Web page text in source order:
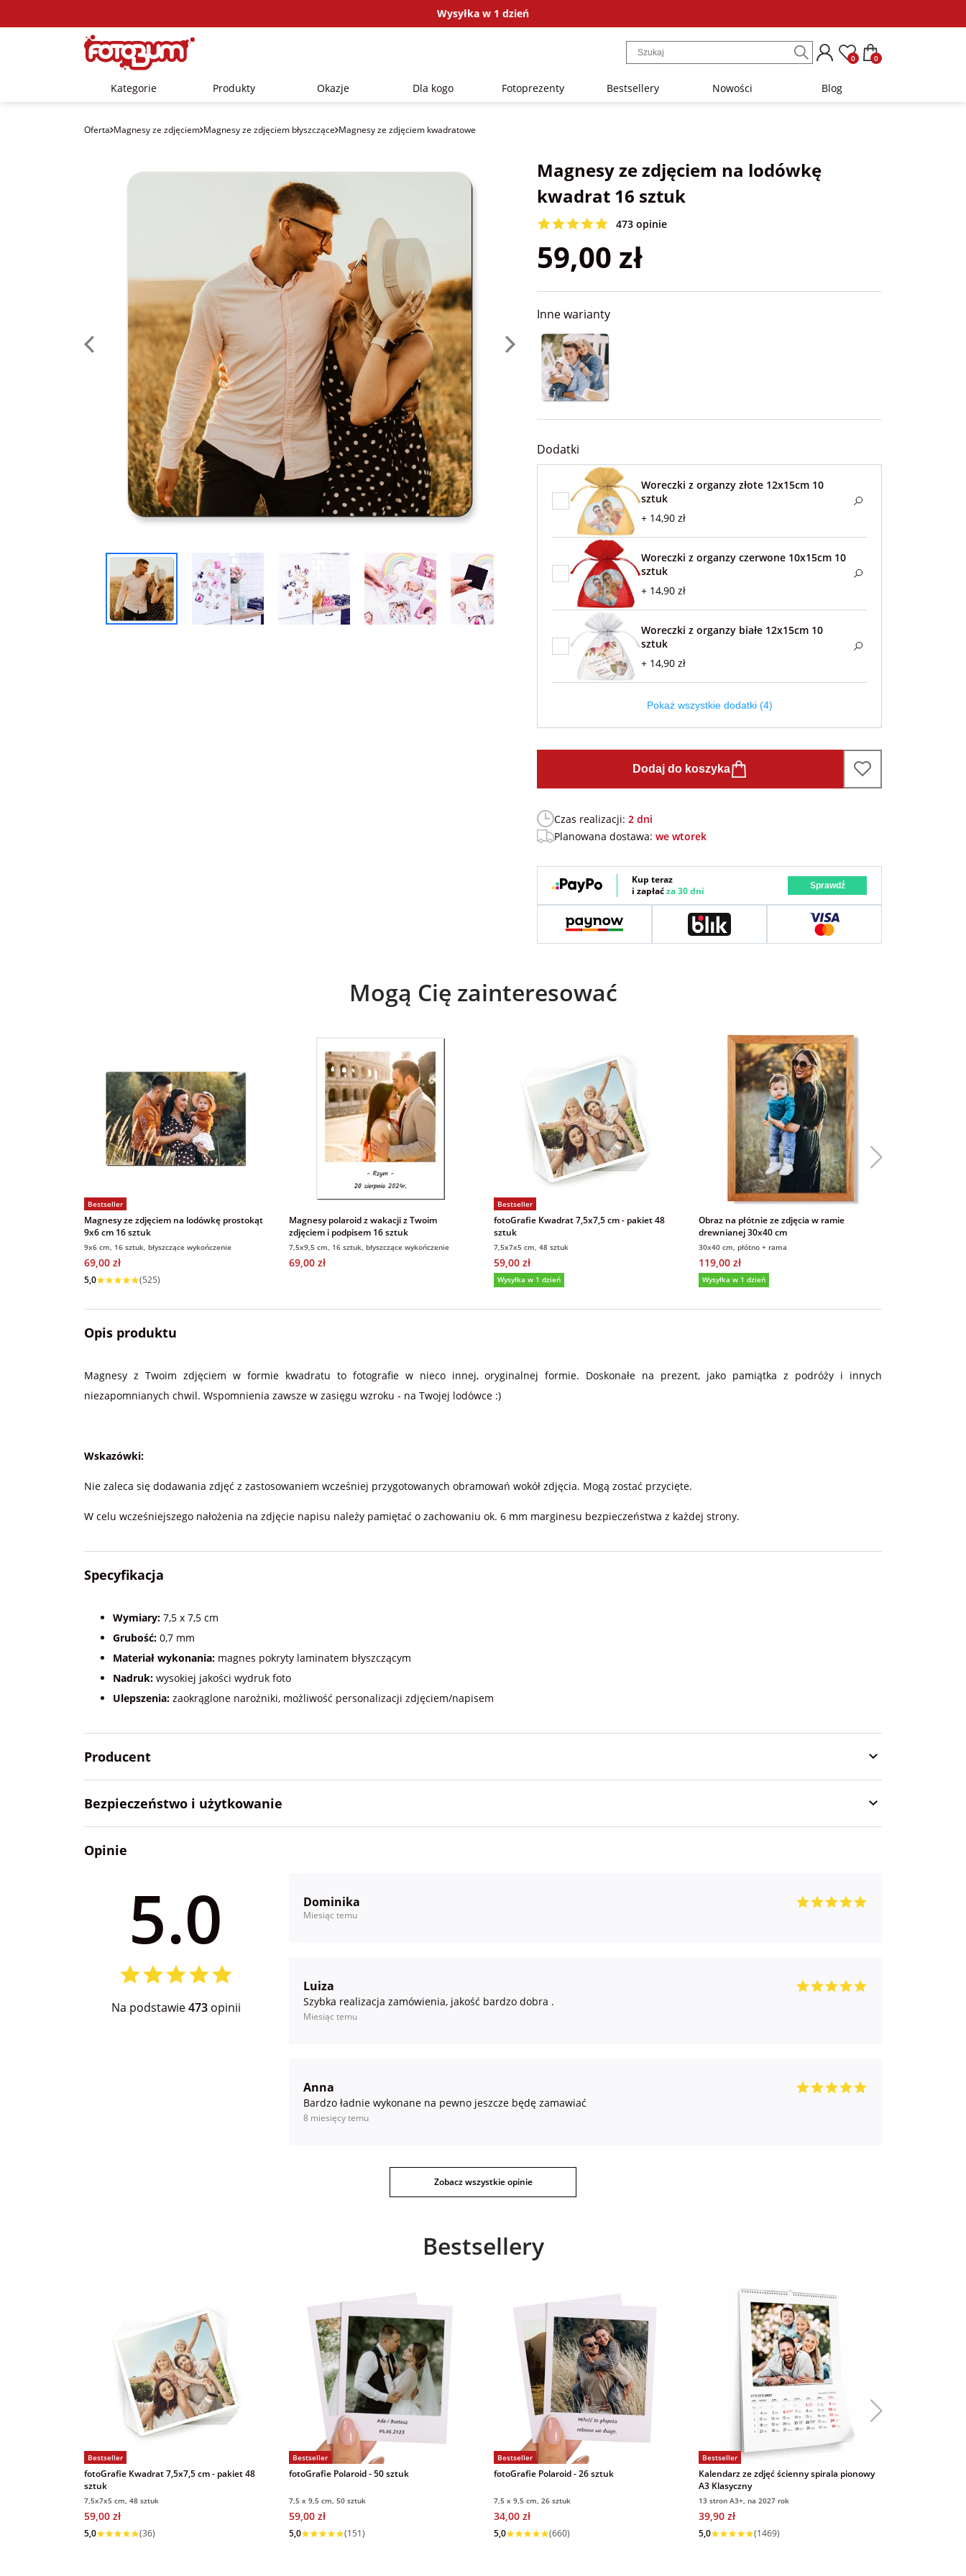
Wysyłka w 1 dzień
0 0
Kategorie Produkty Okazje Dla kogo Fotoprezenty Bestsellery Nowości Blog
Oferta Magnesy ze zdjęciem Magnesy ze zdjęciem błyszczące Magnesy ze zdjęciem kwadratowe
Magnesy ze zdjęciem na lodówkę
kwadrat 16 sztuk
473 opinie
59,00 zł
Inne warianty
Dodatki
Woreczki z organzy złote 12x15cm 10
sztuk
+ 14,90 zł
Woreczki z organzy czerwone 10x15cm 10
sztuk
+ 14,90 zł
Woreczki z organzy białe 12x15cm 10
sztuk
+ 14,90 zł
Pokaż wszystkie dodatki (4)
Dodaj do koszyka
Czas realizacji: 2 dni
Planowana dostawa: we wtorek
Kup teraz
i zapłaćza 30 dni Sprawdź
Mogą Cię zainteresować
Bestseller
Magnesy ze zdjęciem na lodówkę prostokąt
9x6 cm 16 sztuk
9x6 cm, 16 sztuk, błyszczące wykończenie
69,00 zł
5,0 (525)
Magnesy polaroid z wakacji z Twoim
zdjęciem i podpisem 16 sztuk
7,5x9,5 cm, 16 sztuk, błyszczące wykończenie
69,00 zł
Bestseller
fotoGrafie Kwadrat 7,5x7,5 cm - pakiet 48
sztuk
7,5x7x5 cm, 48 sztuk
59,00 zł
Wysyłka w 1 dzień
Obraz na płótnie ze zdjęcia w ramie
drewnianej 30x40 cm
30x40 cm, płótno + rama
119,00 zł
Wysyłka w 1 dzień
Opis produktu
Magnesy z Twoim zdjęciem w formie kwadratu to fotografie w nieco innej, oryginalnej formie. Doskonałe na prezent, jako pamiątka z podróży i innych
niezapomnianych chwil. Wspomnienia zawsze w zasięgu wzroku - na Twojej lodówce :)
Wskazówki:
Nie zaleca się dodawania zdjęć z zastosowaniem wcześniej przygotowanych obramowań wokół zdjęcia. Mogą zostać przycięte.
W celu wcześniejszego nałożenia na zdjęcie napisu należy pamiętać o zachowaniu ok. 6 mm marginesu bezpieczeństwa z każdej strony.
Specyfikacja
Wymiary: 7,5 x 7,5 cm
Grubość: 0,7 mm
Materiał wykonania: magnes pokryty laminatem błyszczącym
Nadruk: wysokiej jakości wydruk foto
Ulepszenia: zaokrąglone narożniki, możliwość personalizacji zdjęciem/napisem
Producent
Bezpieczeństwo i użytkowanie
Opinie
5.0
Na podstawie473opinii
Dominika
Miesiąc temu
Luiza
Szybka realizacja zamówienia, jakość bardzo dobra .
Miesiąc temu
Anna
Bardzo ładnie wykonane na pewno jeszcze będę zamawiać
8 miesięcy temu
Zobacz wszystkie opinie
Bestsellery
Bestseller
fotoGrafie Kwadrat 7,5x7,5 cm - pakiet 48
sztuk
7,5x7x5 cm, 48 sztuk
59,00 zł
Wysyłka w 1 dzień
Bestseller
fotoGrafie Polaroid - 50 sztuk
7,5 x 9,5 cm, 50 sztuk
59,00 zł
Wysyłka w 1 dzień
Bestseller
fotoGrafie Polaroid - 26 sztuk
7,5 x 9,5 cm, 26 sztuk
34,00 zł
Wysyłka w 1 dzień
Bestseller
Kalendarz ze zdjęć ścienny spirala pionowy
A3 Klasyczny
13 stron A3+, na 2027 rok
39,90 zł
Wysyłka w 1 dzień